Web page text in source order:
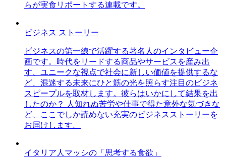
らが実食リポートする連載です。
ビジネス ストーリー
ビジネスの第一線で活躍する著名人のインタビュー企
画です。時代をリードする商品やサービスを産み出
す、ユニークな視点で社会に新しい価値を提供するな
ど、混迷する未来にひと筋の光を照らす注目のビジネ
スピープルを取材します。彼らはいかにして結果を出
したのか？ 人知れぬ苦労や仕事で得た意外な気づきな
ど、ここでしか読めない充実のビジネスストーリーを
お届けします。
イタリア人マッシの「思考する食欲」